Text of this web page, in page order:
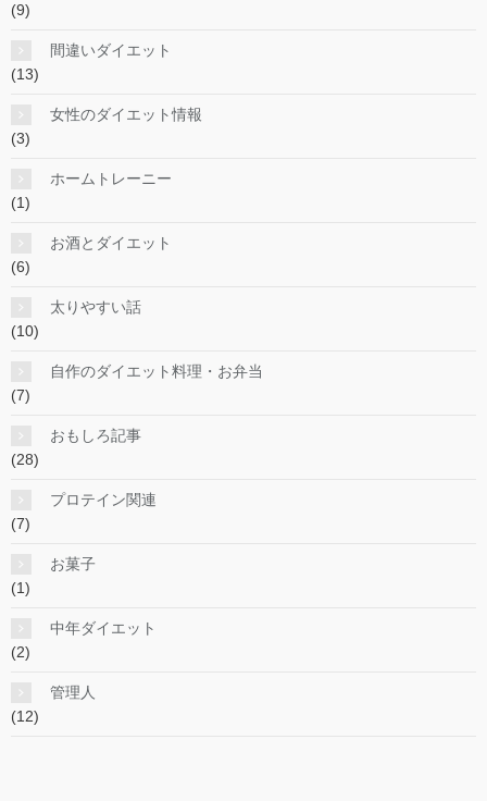
(9)
間違いダイエット
(13)
女性のダイエット情報
(3)
ホームトレーニー
(1)
お酒とダイエット
(6)
太りやすい話
(10)
自作のダイエット料理・お弁当
(7)
おもしろ記事
(28)
プロテイン関連
(7)
お菓子
(1)
中年ダイエット
(2)
管理人
(12)